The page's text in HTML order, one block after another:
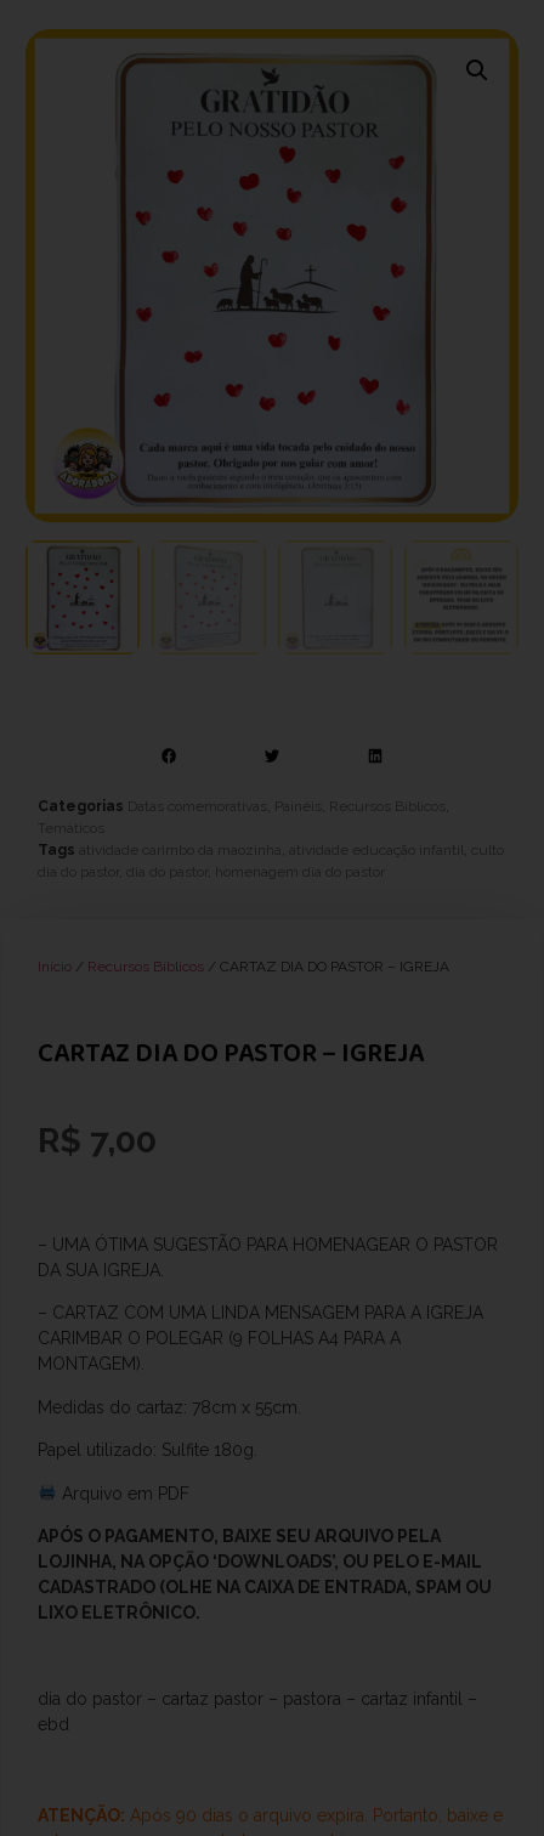
Categorias Datas comemorativas Painéis Recursos Bíblicos
Temáticos
Tags
atividade carimbo da maozinha atividade educação infantil
culto
dia do pastor
dia do pastor homenagem dia do pastor
Início / Recursos Bíblicos / CARTAZ DIA DO PASTOR – IGREJA
CARTAZ DIA DO PASTOR – IGREJA
R$ 7,00
– UMA ÓTIMA SUGESTÃO PARA HOMENAGEAR O PASTOR
DA SUA IGREJA.
– CARTAZ COM UMA LINDA MENSAGEM PARA A IGREJA
CARIMBAR O POLEGAR (9 FOLHAS A4 PARA A
MONTAGEM).
Medidas do cartaz: 78cm x 55cm.
Papel utilizado: Sulfite 180g.
Arquivo em PDF
APÓS O PAGAMENTO, BAIXE SEU ARQUIVO PELA
LOJINHA, NA OPÇÃO ‘DOWNLOADS’, OU PELO E-MAIL
CADASTRADO (OLHE NA CAIXA DE ENTRADA, SPAM OU
LIXO ELETRÔNICO.
dia do pastor – cartaz pastor – pastora – cartaz infantil –
ebd
ATENÇÃO: Após 90 dias o arquivo expira. Portanto, baixe e